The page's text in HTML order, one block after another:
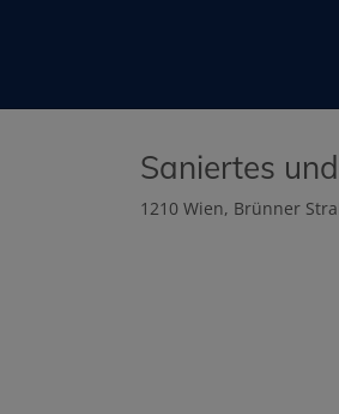
Saniertes
1210 Wien, Brünner